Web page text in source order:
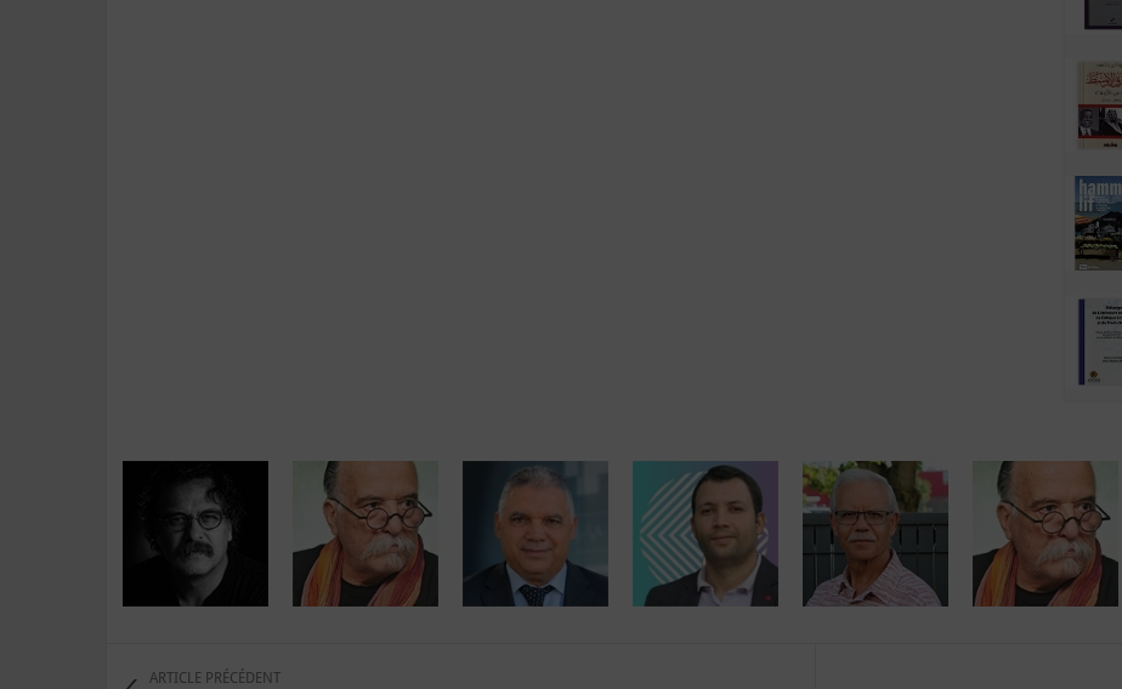
ARTICLE PRÉCÉDENT